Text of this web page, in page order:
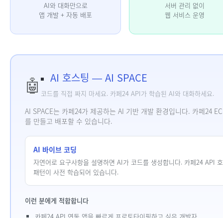
AI와 대화만으로
앱 개발 + 자동 배포
서버 관리 없이
웹 서비스 운영
🤖 AI 호스팅 — AI SPACE
코드를 직접 짜지 마세요. 카페24 API가 학습된 AI와 대화하세요.
AI SPACE는 카페24가 제공하는 AI 기반 개발 환경입니다. 카페24
를 만들고 배포할 수 있습니다.
AI 바이브 코딩
자연어로 요구사항을 설명하면 AI가 코드를 생성합니다. 카페24 API
패턴이 사전 학습되어 있습니다.
이런 분에게 적합합니다